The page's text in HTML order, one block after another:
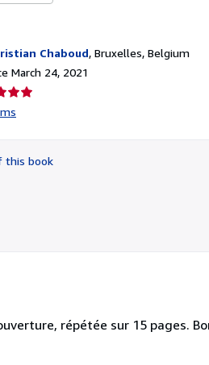
Chaboud, Bruxelles, Belgium
March 24, 2021
this book
répétée sur 15 pages.